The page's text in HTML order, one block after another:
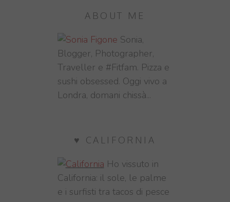
ABOUT ME
Sonia,
Blogger, Photographer,
Traveller e #Fitfam. Pizza e
sushi obsessed. Oggi vivo a
Londra, domani chissà...
♥ CALIFORNIA
Ho vissuto in
California: il sole, le palme
e i surfisti tra tacos di pesce